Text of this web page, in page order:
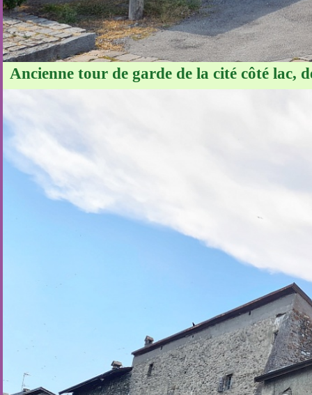
Ancienne tour de garde de la cité côté lac,